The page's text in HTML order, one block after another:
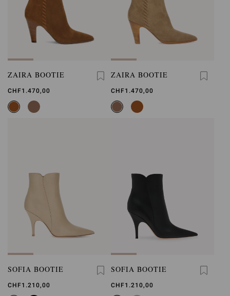
ZAIRA BOOTIE
CHF1.470,00
ZAIRA BOOTIE
CHF1.470,00
SOFIA BOOTIE
CHF1.210,00
SOFIA BOOTIE
CHF1.210,00